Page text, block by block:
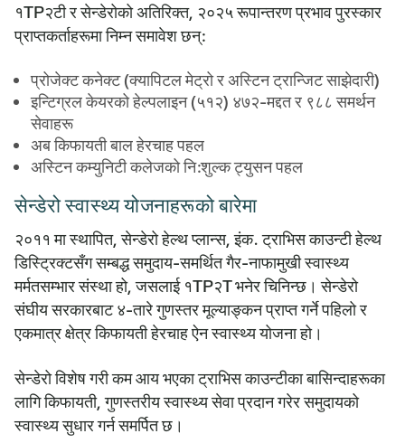
१TP२टी र सेन्डेरोको अतिरिक्त, २०२५ रूपान्तरण प्रभाव पुरस्कार
प्राप्तकर्ताहरूमा निम्न समावेश छन्:
प्रोजेक्ट कनेक्ट (क्यापिटल मेट्रो र अस्टिन ट्रान्जिट साझेदारी)
इन्टिग्रल केयरको हेल्पलाइन (५१२) ४७२-मद्दत र ९८८ समर्थन
सेवाहरू
अब किफायती बाल हेरचाह पहल
अस्टिन कम्युनिटी कलेजको नि:शुल्क ट्युसन पहल
सेन्डेरो स्वास्थ्य योजनाहरूको बारेमा
२०११ मा स्थापित, सेन्डेरो हेल्थ प्लान्स, इंक. ट्राभिस काउन्टी हेल्थ
डिस्ट्रिक्टसँग सम्बद्ध समुदाय-समर्थित गैर-नाफामुखी स्वास्थ्य
मर्मतसम्भार संस्था हो, जसलाई १TP२T भनेर चिनिन्छ। सेन्डेरो
संघीय सरकारबाट ४-तारे गुणस्तर मूल्याङ्कन प्राप्त गर्ने पहिलो र
एकमात्र क्षेत्र किफायती हेरचाह ऐन स्वास्थ्य योजना हो।
सेन्डेरो विशेष गरी कम आय भएका ट्राभिस काउन्टीका बासिन्दाहरूका
लागि किफायती, गुणस्तरीय स्वास्थ्य सेवा प्रदान गरेर समुदायको
स्वास्थ्य सुधार गर्न समर्पित छ।